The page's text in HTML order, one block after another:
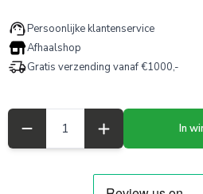
Persoonlijke klantenservice
Afhaalshop
Gratis verzending vanaf €1000,-
In